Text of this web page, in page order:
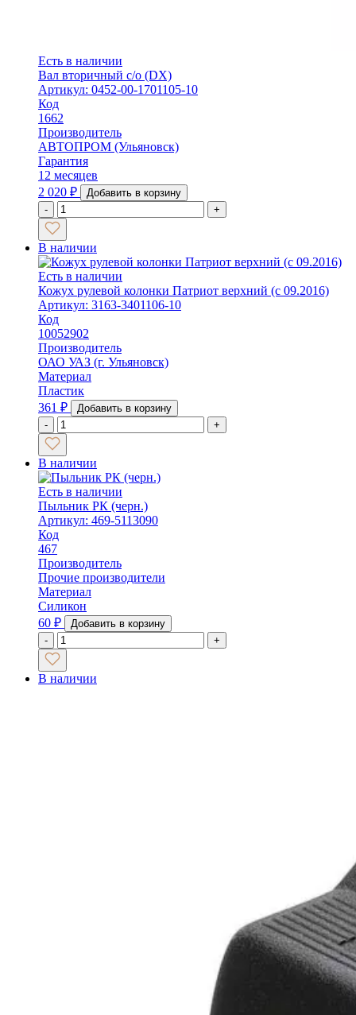
Есть в наличии
Вал вторичный с/о (DX)
Артикул: 0452-00-1701105-10
Код
1662
Производитель
АВТОПРОМ (Ульяновск)
Гарантия
12 месяцев
2 020 ₽
Добавить в корзину
-
+
В наличии
Есть в наличии
Кожух рулевой колонки Патриот верхний (с 09.2016)
Артикул: 3163-3401106-10
Код
10052902
Производитель
ОАО УАЗ (г. Ульяновск)
Материал
Пластик
361 ₽
Добавить в корзину
-
+
В наличии
Есть в наличии
Пыльник РК (черн.)
Артикул: 469-5113090
Код
467
Производитель
Прочие производители
Материал
Силикон
60 ₽
Добавить в корзину
-
+
В наличии